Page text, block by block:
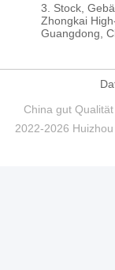
3. Stock,
Zhongkai
Guangdong,
China gut
2022-2026